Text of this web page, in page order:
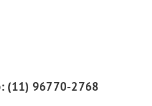
(11) 96770-2768